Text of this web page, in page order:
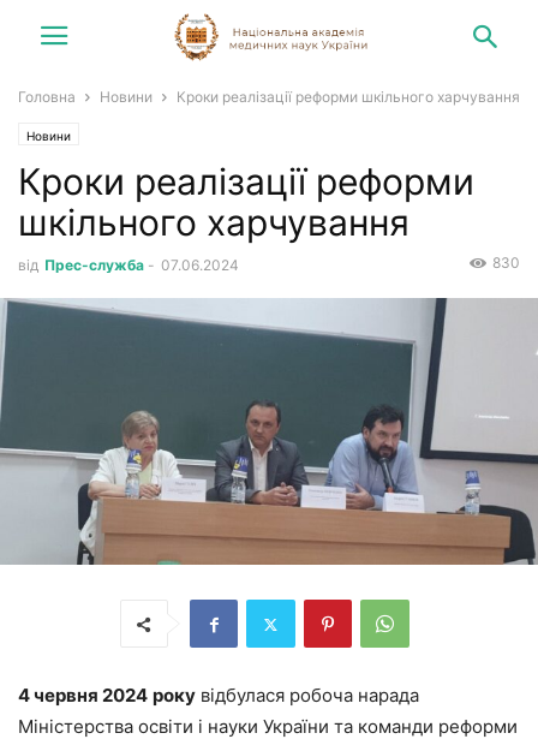
Головна Новини Кроки реалізації реформи шкільного харчування
Новини
Кроки реалізації реформи
шкільного харчування
від Прес-служба - 07.06.2024 830
4 червня 2024 року відбулася робоча нарада
Міністерства освіти і науки України та команди реформи